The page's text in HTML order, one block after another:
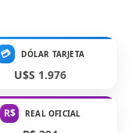
💳 DÓLAR TARJETA
U$S 1.976
R$ REAL OFICIAL